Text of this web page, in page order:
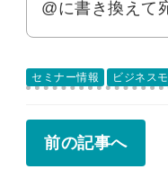
@に書き換えて
セミナー情報 ビジネス
前の記事へ